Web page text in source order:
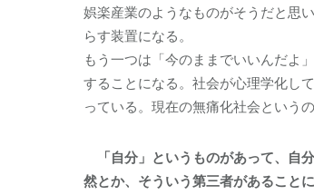
娯楽産業のようなものがそうだと思
らす装置になる。
もう一つは「今のままでいいんだよ
することになる。社会が心理学化し
っている。現在の無痛化社会という
「自分」というものがあって、自
然とか、そういう第三者があること